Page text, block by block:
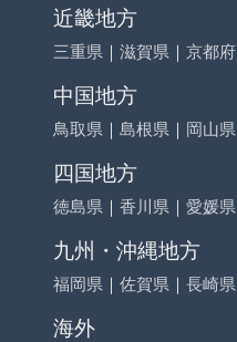
近畿地方
三重県 ｜ 滋賀県 ｜ 京都府
中国地方
鳥取県 ｜ 島根県 ｜ 岡山県
四国地方
徳島県 ｜ 香川県 ｜ 愛媛県
九州・沖縄地方
福岡県 ｜ 佐賀県 ｜ 長崎県
海外